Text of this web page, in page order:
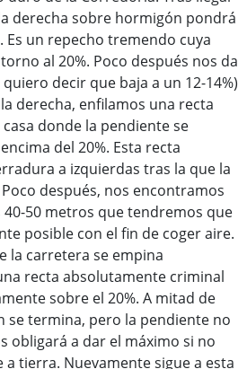
derecha sobre hormigón pondrá
Es un repecho tremendo cuya
al 20%. Poco después nos da
decir que baja a un 12-14%)
derecha, enfilamos una recta
donde la pendiente se
del 20%. Esta recta
a izquierdas tras la que la
después, nos encontramos
50 metros que tendremos que
posible con el fin de coger aire.
la carretera se empina
recta absolutamente criminal
sobre el 20%. A mitad de
se termina, pero la pendiente no
obligará a dar el máximo si no
tierra. Nuevamente sigue a esta